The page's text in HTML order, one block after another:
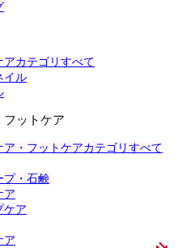
アカテゴリすべて
イル
フットケア
・フットケアカテゴリすべて
プ・石鹸
ア
ケア
ア